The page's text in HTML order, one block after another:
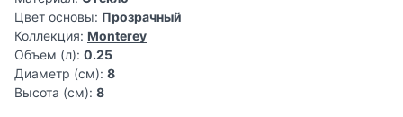
Цвет основы: Прозрачный
Коллекция: Monterey
Объем (л): 0.25
Диаметр (см): 8
Высота (см): 8